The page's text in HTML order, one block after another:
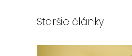
Staršie články